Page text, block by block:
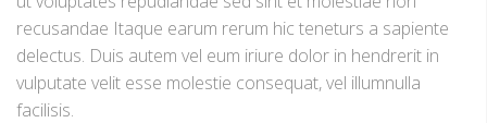
recusandae Itaque earum rerum hic teneturs a sapiente
delectus. Duis autem vel eum iriure dolor in hendrerit in
vulputate velit esse molestie consequat, vel illumnulla
facilisis.